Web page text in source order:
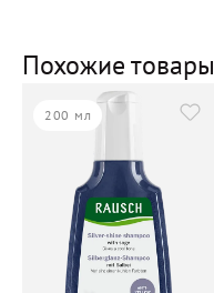
Похожие товары
200 мл